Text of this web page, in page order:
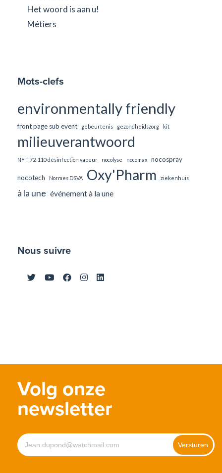
Het woord is aan u!
Métiers
Mots-clefs
environmentally friendly
front page sub event gebeurtenis gezondheidszorg kit
milieuverantwoord
NF T 72-110 désinfection vapeur nocolyse nocomax nocospray
nocotech Normes DSVA Oxy'Pharm ziekenhuis
à la une événement à la une
Nous suivre
Volg onze
newsletter